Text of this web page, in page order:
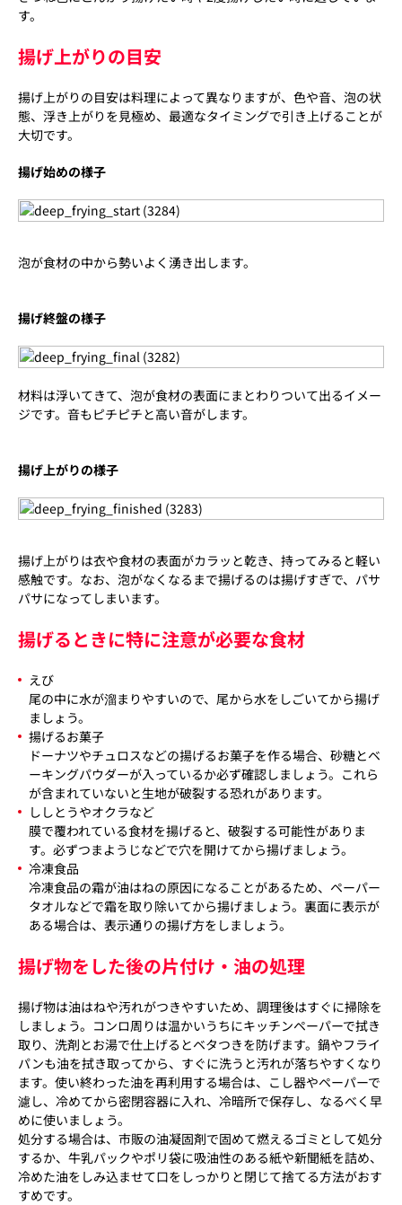
す。
揚げ上がりの目安
揚げ上がりの目安は料理によって異なりますが、色や音、泡の状
態、浮き上がりを見極め、最適なタイミングで引き上げることが
大切です。
揚げ始めの様子
泡が食材の中から勢いよく湧き出します。
揚げ終盤の様子
材料は浮いてきて、泡が食材の表面にまとわりついて出るイメー
ジです。音もピチピチと高い音がします。
揚げ上がりの様子
揚げ上がりは衣や食材の表面がカラッと乾き、持ってみると軽い
感触です。なお、泡がなくなるまで揚げるのは揚げすぎで、パサ
パサになってしまいます。
揚げるときに特に注意が必要な食材
えび
尾の中に水が溜まりやすいので、尾から水をしごいてから揚げ
ましょう。
揚げるお菓子
ドーナツやチュロスなどの揚げるお菓子を作る場合、砂糖とベ
ーキングパウダーが入っているか必ず確認しましょう。これら
が含まれていないと生地が破裂する恐れがあります。
ししとうやオクラなど
膜で覆われている食材を揚げると、破裂する可能性がありま
す。必ずつまようじなどで穴を開けてから揚げましょう。
冷凍食品
冷凍食品の霜が油はねの原因になることがあるため、ペーパー
タオルなどで霜を取り除いてから揚げましょう。裏面に表示が
ある場合は、表示通りの揚げ方をしましょう。
揚げ物をした後の片付け・油の処理
揚げ物は油はねや汚れがつきやすいため、調理後はすぐに掃除を
しましょう。コンロ周りは温かいうちにキッチンペーパーで拭き
取り、洗剤とお湯で仕上げるとベタつきを防げます。鍋やフライ
パンも油を拭き取ってから、すぐに洗うと汚れが落ちやすくなり
ます。使い終わった油を再利用する場合は、こし器やペーパーで
濾し、冷めてから密閉容器に入れ、冷暗所で保存し、なるべく早
めに使いましょう。
処分する場合は、市販の油凝固剤で固めて燃えるゴミとして処分
するか、牛乳パックやポリ袋に吸油性のある紙や新聞紙を詰め、
冷めた油をしみ込ませて口をしっかりと閉じて捨てる方法がおす
すめです。